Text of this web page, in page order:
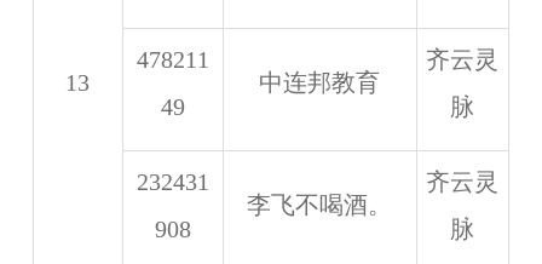
13
478211
49
中连邦教育
齐云灵
脉
232431
908
李飞不喝酒。
齐云灵
脉